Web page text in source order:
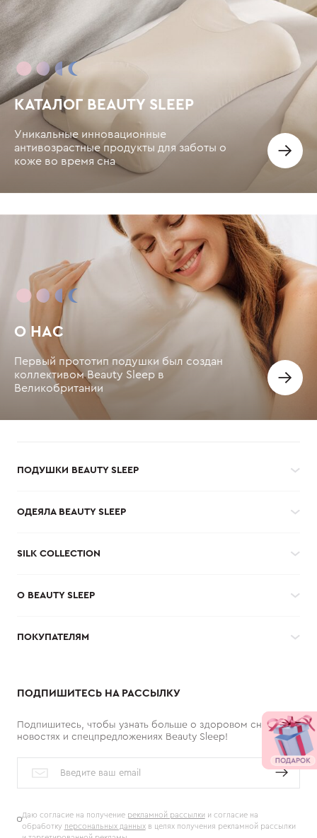
КАТАЛОГ BEAUTY SLEEP
Уникальные инновационные
антивозрастные продукты для заботы о
коже во время сна
О НАС
Первый прототип подушки был создан
коллективом Beauty Sleep в
Великобритании
ПОДУШКИ BEAUTY SLEEP
ОДЕЯЛА BEAUTY SLEEP
SILK COLLECTION
О BEAUTY SLEEP
ПОКУПАТЕЛЯМ
ПОДПИШИТЕСЬ НА РАССЫЛКУ
Подпишитесь, чтобы узнать больше о здоровом сне,
новостях и спецпредложениях Beauty Sleep!
Даю согласие на получение рекламной рассылки и согласие на
обработку персональных данныхв целях получения рекламной рассылки